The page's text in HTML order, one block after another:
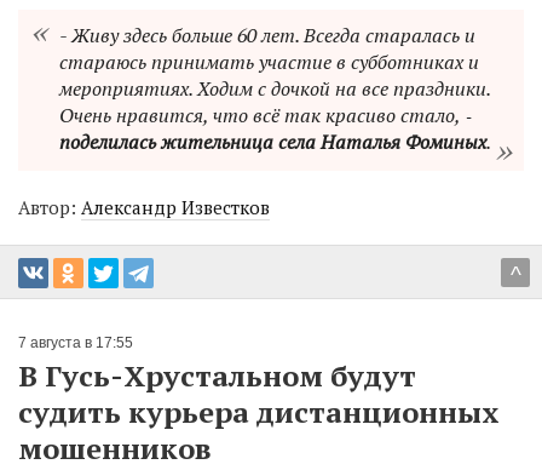
- Живу здесь больше 60 лет. Всегда старалась и
стараюсь принимать участие в субботниках и
мероприятиях. Ходим с дочкой на все праздники.
Очень нравится, что всё так красиво стало, ‑
поделилась жительница села Наталья Фоминых.
Автор: Александр Известков
^
7 августа в 17:55
В Гусь-Хрустальном будут
судить курьера дистанционных
мошенников